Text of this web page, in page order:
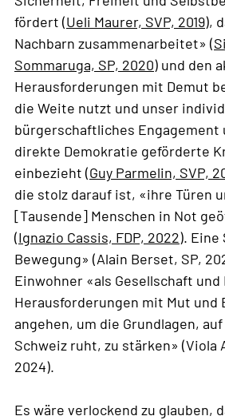
fördert (Ueli Maurer, SVP, 2019),
Nachbarn zusammenarbeitet» (
Sommaruga, SP, 2020) und den
Herausforderungen mit Demut
die Weite nutzt und unser
bürgerschaftliches Engagement
direkte Demokratie geförderte
einbezieht (Guy Parmelin, SVP,
die stolz darauf ist, «ihre Türen
[Tausende] Menschen in Not
(Ignazio Cassis, FDP, 2022). Eine
Bewegung» (Alain Berset, SP,
Einwohner «als Gesellschaft und
Herausforderungen mit Mut und
angehen, um die Grundlagen,
Schweiz ruht, zu stärken» (Viola
2024).
Es wäre verlockend zu glauben,